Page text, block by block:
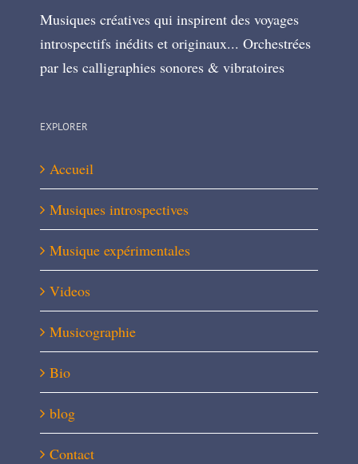
Musiques créatives qui inspirent des voyages
introspectifs inédits et originaux... Orchestrées
par les calligraphies sonores & vibratoires
EXPLORER
Accueil
Musiques introspectives
Musique expérimentales
Videos
Musicographie
Bio
blog
Contact